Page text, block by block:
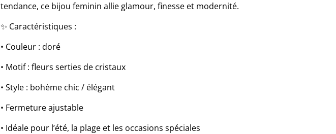
tendance, ce bijou feminin allie glamour, finesse et modernité.
✨ Caractéristiques :
• Couleur : doré
• Motif : fleurs serties de cristaux
• Style : bohème chic / élégant
• Fermeture ajustable
• Idéale pour l’été, la plage et les occasions spéciales